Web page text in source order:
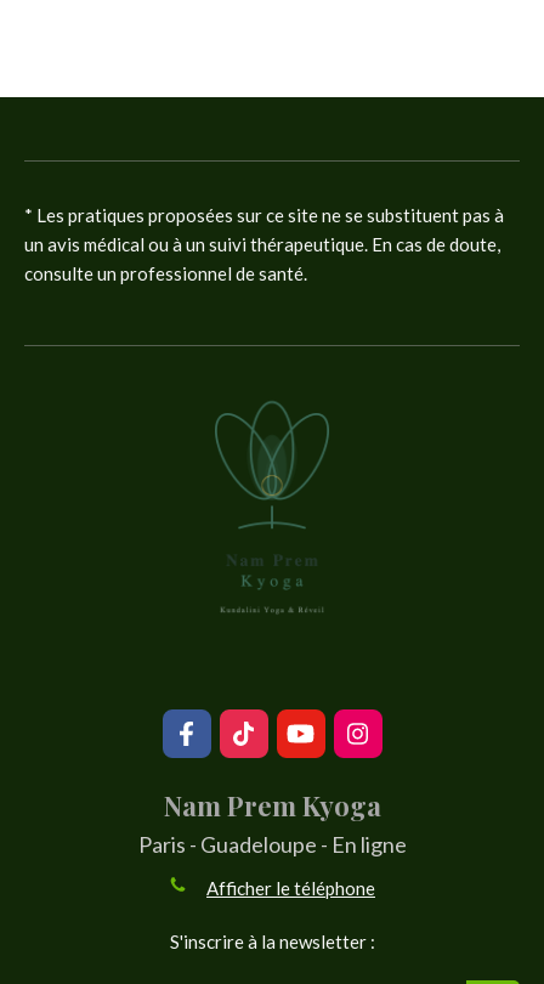
* Les pratiques proposées sur ce site ne se substituent pas à
un avis médical ou à un suivi thérapeutique. En cas de doute,
consulte un professionnel de santé.
Nam Prem Kyoga
Paris - Guadeloupe - En ligne
Afficher le téléphone
S'inscrire à la newsletter :